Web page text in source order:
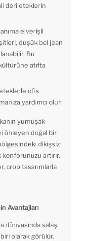
deri eteklerin
elverişli
düşük bel jean
Bu
atıfta
ofis
yardımcı olur.
yumuşak
önleyen doğal bir
dikişsiz
artırır.
crop tasarımlarla
Avantajları
dünyasında salaş
biri olarak görülür.